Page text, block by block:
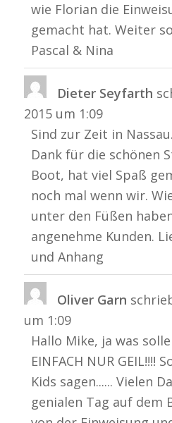
wie Florian die
gemacht hat. Weiter
Pascal & Nina
Dieter Seyfarth
2015 um 1:09
Sind zur Zeit in
Dank für die schönen
Boot, hat viel Spaß
noch mal wenn wir.
unter den Füßen
angenehme Kunden.
und Anhang
Oliver Garn
um 1:09
Hallo Mike, ja was
EINFACH NUR GEIL!!!!
Kids sagen...... Vielen
genialen Tag auf dem